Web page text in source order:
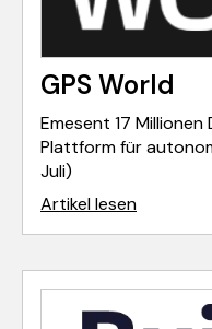
GPS World
Emesent 17 Millionen
Plattform für
Juli)
Artikel lesen